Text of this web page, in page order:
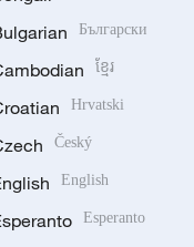
Български
ខ្មែរ
Hrvatski
Český
English
Esperanto